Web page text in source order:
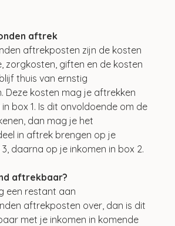
aftrek
aftrekposten zijn de kosten
zorgkosten, giften en de kosten
thuis van ernstig
Deze kosten mag je aftrekken
box 1. Is dit onvoldoende om de
dan mag je het
in aftrek brengen op je
daarna op je inkomen in box 2.
aftrekbaar?
een restant aan
aftrekposten over, dan is dit
met je inkomen in komende